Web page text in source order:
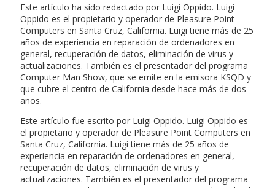
Este artículo ha sido redactado por Luigi Oppido. Luigi
Oppido es el propietario y operador de Pleasure Point
Computers en Santa Cruz, California. Luigi tiene más de 25
años de experiencia en reparación de ordenadores en
general, recuperación de datos, eliminación de virus y
actualizaciones. También es el presentador del programa
Computer Man Show, que se emite en la emisora KSQD y
que cubre el centro de California desde hace más de dos
años.
Este artículo fue escrito por Luigi Oppido. Luigi Oppido es
el propietario y operador de Pleasure Point Computers en
Santa Cruz, California. Luigi tiene más de 25 años de
experiencia en reparación de ordenadores en general,
recuperación de datos, eliminación de virus y
actualizaciones. También es el presentador del programa